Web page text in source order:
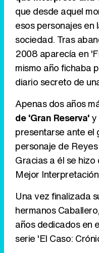
que desde aquel
esos personajes en
sociedad. Tras
2008 aparecía en
mismo año fichaba
diario secreto de
Apenas dos años
de 'Gran Reserva'y
presentarse ante el
personaje de
Gracias a él se
Mejor
Una vez finalizada
hermanos
años dedicados en
serie 'El Caso: